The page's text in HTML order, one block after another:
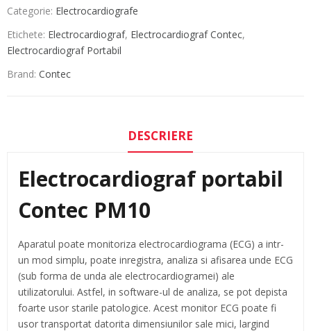
Categorie: Electrocardiografe
Etichete: Electrocardiograf, Electrocardiograf Contec,
Electrocardiograf Portabil
Brand: Contec
DESCRIERE
Electrocardiograf portabil
Contec PM10
Aparatul poate monitoriza electrocardiograma (ECG) a intr-
un mod simplu, poate inregistra, analiza si afisarea unde ECG
(sub forma de unda ale electrocardiogramei) ale
utilizatorului. Astfel, in software-ul de analiza, se pot depista
foarte usor starile patologice. Acest monitor ECG poate fi
usor transportat datorita dimensiunilor sale mici, largind